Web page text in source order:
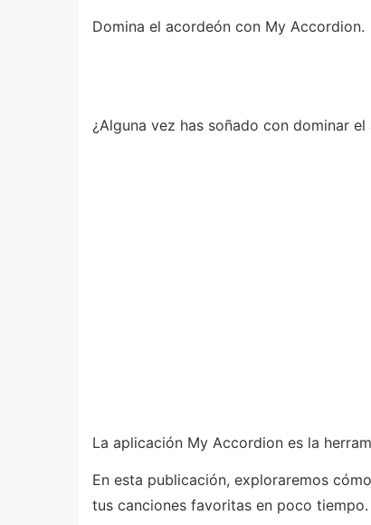
Domina el acordeón con My Accordion.
¿Alguna vez has soñado con dominar
La aplicación My Accordion es la
En esta publicación, exploraremos
tus canciones favoritas en poco tiempo.